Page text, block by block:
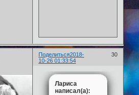
Поделиться 30
2018-
10-26 01:33:54
Лариса
написал(а):